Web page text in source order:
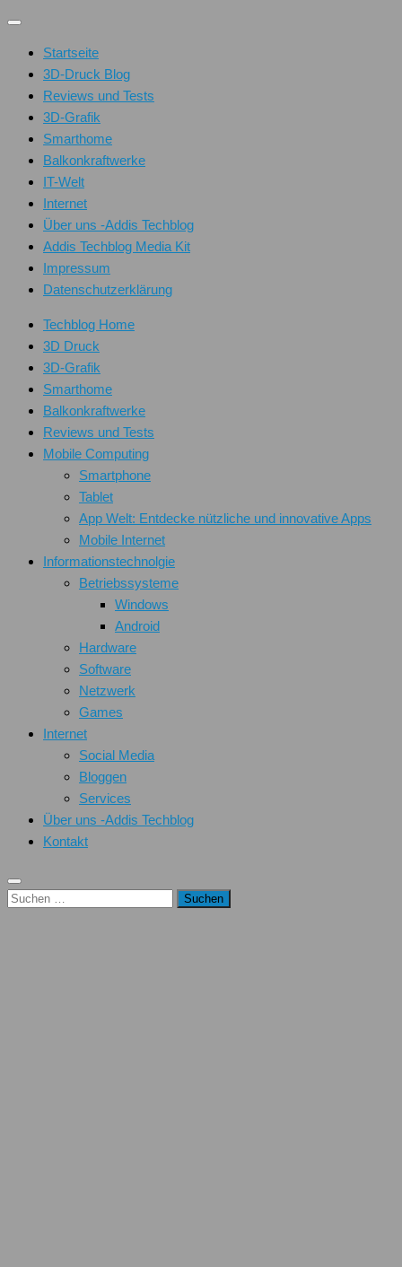
Unter
Inhalt
Startseite
3D-Druck Blog
Reviews und Tests
3D-Grafik
Smarthome
Balkonkraftwerke
IT-Welt
Internet
Über uns -Addis Techblog
Addis Techblog Media Kit
Impressum
Datenschutzerklärung
Techblog Home
3D Druck
3D-Grafik
Smarthome
Balkonkraftwerke
Reviews und Tests
Mobile Computing
Smartphone
Tablet
App Welt: Entdecke nützliche und innovative Apps
Mobile Internet
Informationstechnolgie
Betriebssysteme
Windows
Android
Hardware
Software
Netzwerk
Games
Internet
Social Media
Bloggen
Services
Über uns -Addis Techblog
Kontakt
Suchen